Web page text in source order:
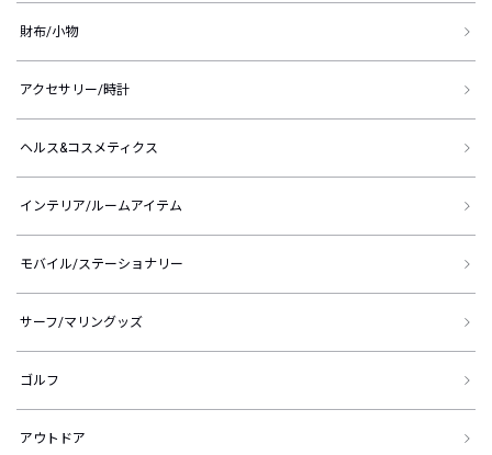
財布/小物
アクセサリー/時計
ヘルス&コスメティクス
インテリア/ルームアイテム
モバイル/ステーショナリー
サーフ/マリングッズ
ゴルフ
アウトドア